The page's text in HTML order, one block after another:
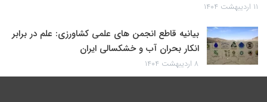
۱۱ اردیبهشت ۱۴۰۴
بیانیه قاطع انجمن های علمی کشاورزی: علم در برابر
انکار بحران آب و خشکسالی ایران
۸ اردیبهشت ۱۴۰۴